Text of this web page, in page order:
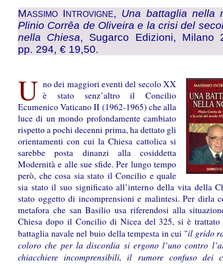
MASSIMO INTROVIGNE, Una battaglia nella
Plinio Corrêa de Oliveira e la crisi del
nella Chiesa, Sugarco Edizioni, Milano
pp. 294, € 19,50.
U no dei maggiori eventi del secolo XX
è stato senz’altro il Concilio
Ecumenico Vaticano II (1962-1965) che alla
luce di un mondo profondamente cambiato
rispetto a pochi decenni prima, ha dettato gli
orientamenti con cui la Chiesa cattolica si
sarebbe posta dinanzi alla cosiddetta
Modernità e alle sue sfide. Per lungo tempo
però, che cosa sia stato il Concilio e quale
sia stato il suo significato all’interno della vita della
stato oggetto di incomprensioni e malintesi. Per dirla
metafora che san Basilio usa riferendosi alla
Chiesa dopo il Concilio di Nicea del 325, si è
battaglia navale nel buio della tempesta in cui "il grido
coloro che per la discordia si ergono l’uno contro
chiacchiere incomprensibili, il rumore confuso dei